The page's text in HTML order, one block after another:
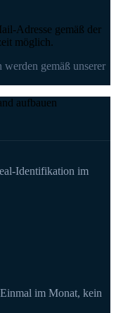
Adresse gemäß der
möglich.
werden gemäß unserer
aufbauen
Identifikation im
im Monat, kein